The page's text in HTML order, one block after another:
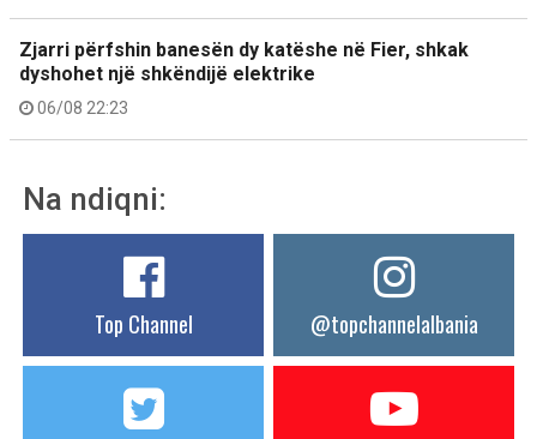
Zjarri përfshin banesën dy katëshe në Fier, shkak
dyshohet një shkëndijë elektrike
06/08 22:23
Na ndiqni:
Top Channel @topchannelalbania